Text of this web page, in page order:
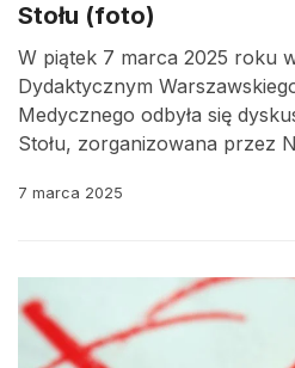
Stołu (foto)
W piątek 7 marca 2025 roku
Dydaktycznym
Medycznego odbyła się
Stołu, zorganizowana przez
7 marca 2025